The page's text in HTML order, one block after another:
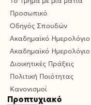
Προσωπικό
Οδηγός Σπουδών
Ακαδημαϊκό
Ακαδημαϊκό
Διοικητικές Πράξεις
Πολιτική Ποιότητας
Κανονισμοί
Προπτυχιακό